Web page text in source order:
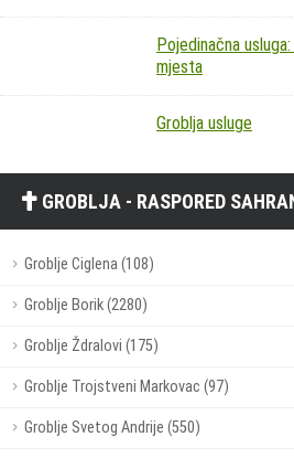
Pojedinačna
mjesta
Groblja usluge
GROBLJA - RASPORED
Groblje Ciglena (108)
Groblje Borik (2280)
Groblje Ždralovi (175)
Groblje Trojstveni Markovac (97)
Groblje Svetog Andrije (550)